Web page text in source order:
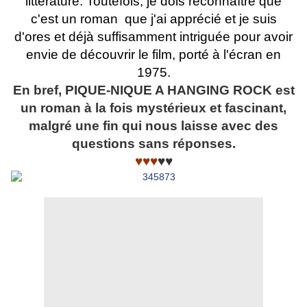
c'est un roman que j'ai apprécié et je suis
d'ores et déjà suffisamment intriguée pour avoir
envie de découvrir le film, porté à l'écran en
1975.
En bref, PIQUE-NIQUE A HANGING ROCK est
un roman à la fois mystérieux et fascinant,
malgré une fin qui nous laisse avec des
questions sans réponses.
♥♥♥♥♥